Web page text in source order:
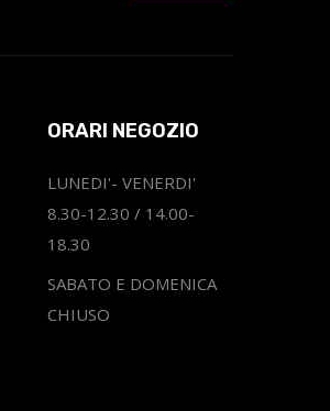
ORARI NEGOZIO
LUNEDI'- VENERDI'
8.30-12.30 / 14.00-
18.30
SABATO E DOMENICA
CHIUSO